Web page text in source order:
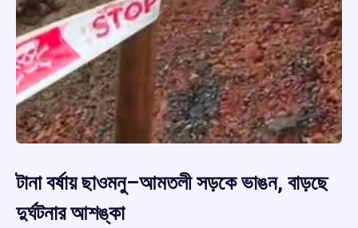
টানা বর্ষায় ছাওমনু–আমতলী সড়কে ভাঙন, বাড়ছে
দুর্ঘটনার আশঙ্কা